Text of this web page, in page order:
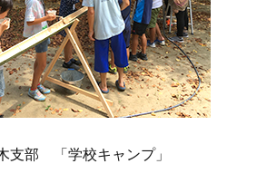
支部 「学校キャンプ」